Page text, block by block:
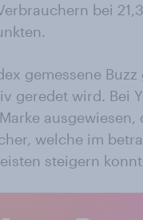
bei
gemessene
geredet wird. Bei
welche im
steigern